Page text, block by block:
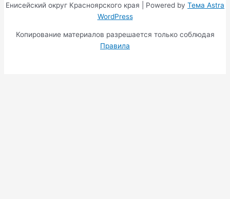
Енисейский округ Красноярского края | Powered by Тема Astra
WordPress
Копирование материалов разрешается только соблюдая
Правила